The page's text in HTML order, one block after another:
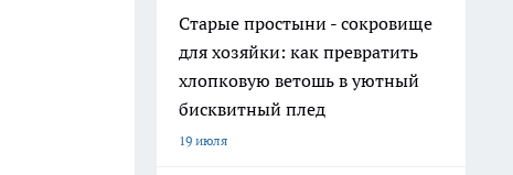
Старые простыни - сокровище
для хозяйки: как превратить
хлопковую ветошь в уютный
бисквитный плед
19 июля